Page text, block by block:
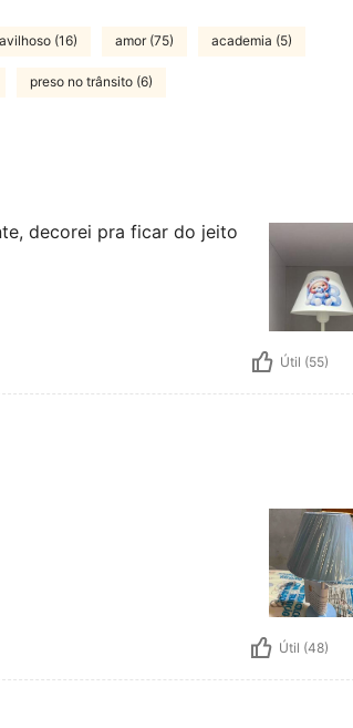
(16) amor (75) academia (5)
preso no trânsito (6)
decorei pra ficar do jeito
Útil (55)
Útil (48)